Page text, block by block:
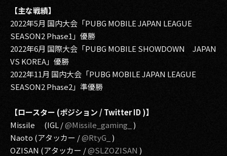
【主な戦績】
2022年5月 国内大会「PUBG MOBILE JAPAN LEAGUE
SEASON2 Phase1」優勝
2022年6月 国際大会「PUBG MOBILE SHOWDOWN JAPAN
VS KOREA」優勝
2022年11月 国内大会「PUBG MOBILE JAPAN LEAGUE
SEASON2 Phase2」準優勝
【ロースター (ポジション / Twitter ID )】
Missile (IGL /@Missile_gaming_
)
Naoto (アタッカー /@RtyG_
)
OZISAN (アタッカー /@SLZOZISAN )